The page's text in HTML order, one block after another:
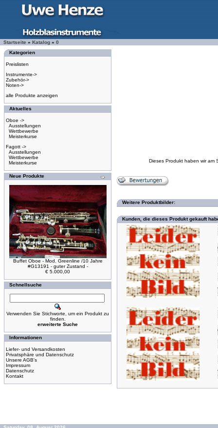
Startseite » Katalog » 0
Kategorien
Preislisten
Instrumente->
Zubehör->
Noten->
alle Produkte anzeigen
Aktuelles
Oboe ->
Ausstellungen
Wettbewerbe
Meisterkurse
Fagott ->
Ausstellungen
Wettbewerbe
Meisterkurse
Neue Produkte
Buffet Oboe - Mod. Greenline /10 Jahre
#G13191 - guter Zustand -
€ 5.000,00
Schnellsuche
Verwenden Sie Stichworte, um ein Produkt zu
finden.
erweiterte Suche
Informationen
Liefer- und Versandkosten
Privatsphäre und Datenschutz
Unsere AGB's
Impressum
Datenschutz
Kontakt
Dieses Produkt haben wir am
Weitere Produktbilder:
Kunden, die dieses Produkt gekauft